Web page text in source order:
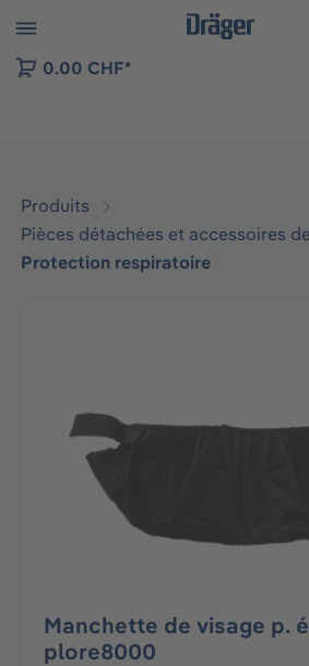
to B2B platform navigation
0.00 CHF*
Produits
Pièces détachées et accessoires
Protection respiratoire
Manchette de visage p.
plore8000